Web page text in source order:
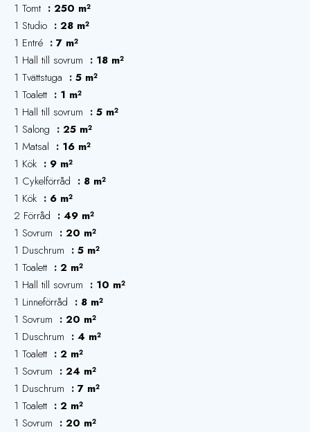
1 Tomt
250 m²
1 Studio
28 m²
1 Entré
7 m²
1 Hall till sovrum
18 m²
1 Tvättstuga
5 m²
1 Toalett
1 m²
1 Hall till sovrum
5 m²
1 Salong
25 m²
1 Matsal
16 m²
1 Kök
9 m²
1 Cykelförråd
8 m²
1 Kök
6 m²
2 Förråd
49 m²
1 Sovrum
20 m²
1 Duschrum
5 m²
1 Toalett
2 m²
1 Hall till sovrum
10 m²
1 Linneförråd
8 m²
1 Sovrum
20 m²
1 Duschrum
4 m²
1 Toalett
2 m²
1 Sovrum
24 m²
1 Duschrum
7 m²
1 Toalett
2 m²
1 Sovrum
20 m²